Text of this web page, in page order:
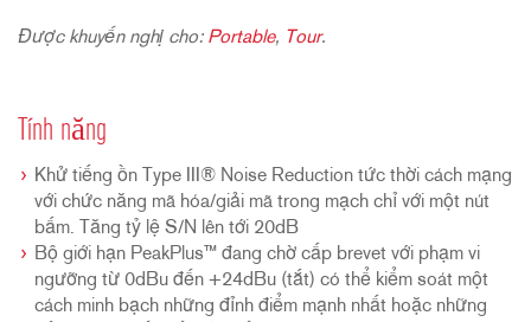
Được khuyến nghị cho: Portable, Tour.
Tính năng
Khử tiếng ồn Type III® Noise Reduction tức thời cách mạng
với chức năng mã hóa/giải mã trong mạch chỉ với một nút
bấm. Tăng tỷ lệ S/N lên tới 20dB
Bộ giới hạn PeakPlus™ đang chờ cấp brevet với phạm vi
ngưỡng từ 0dBu đến +24dBu (tắt) có thể kiểm soát một
cách minh bạch những đỉnh điểm mạnh nhất hoặc những